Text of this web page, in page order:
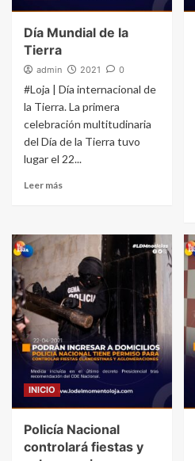
Día Mundial de la
Tierra
admin 2021 0
#Loja | Día internacional de
la Tierra. La primera
celebración multitudinaria
del Día de la Tierra tuvo
lugar el 22...
Leer más
INICIO
Policía Nacional
controlará fiestas y